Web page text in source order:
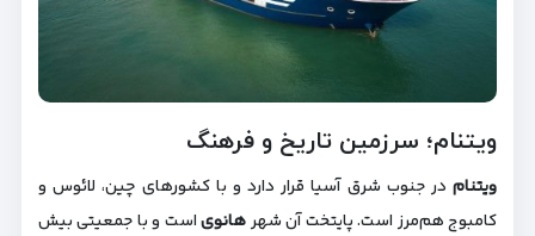
ویتنام؛ سرزمین تاریخ و فرهنگ
ویتنام در جنوب شرق آسیا قرار دارد و با کشورهای چین، لائوس و
کامبوج هم‌مرز است. پایتخت آن شهرهانویاست و با جمعیتی بیش